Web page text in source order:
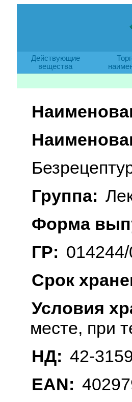
Действующие
вещества
Группа:
Форма
ГР:
Срок
Условия
месте, при
НД: 42-
EAN: